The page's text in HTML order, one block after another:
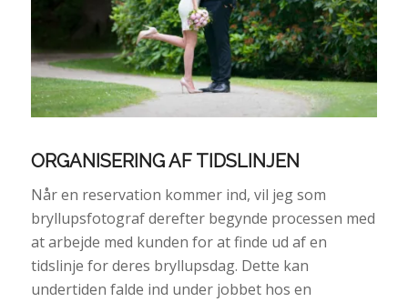
ORGANISERING AF TIDSLINJEN
Når en reservation kommer ind, vil jeg som
bryllupsfotograf derefter begynde processen med
at arbejde med kunden for at finde ud af en
tidslinje for deres bryllupsdag. Dette kan
undertiden falde ind under jobbet hos en